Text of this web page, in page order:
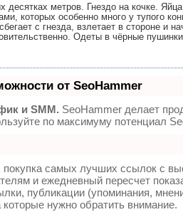
десятках метров. Гнездо на кочке.
которых особенно много у тупого
с гнезда, взлетает в стороне и
Одеты в чёрные
от SeoHammer
и SMM. SeoHammer делает
по максимуму потенциал
самых лучших ссылок с
и ежедневный пересчет
публикации (упоминания,
нужно обратить внимание.